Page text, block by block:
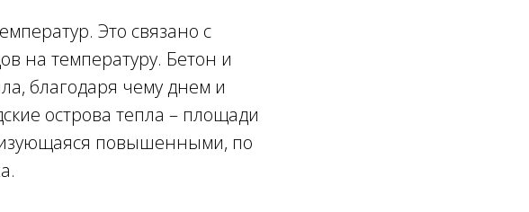
Это связано с
на температуру. Бетон и
благодаря чему днем и
острова тепла – площади
повышенными, по